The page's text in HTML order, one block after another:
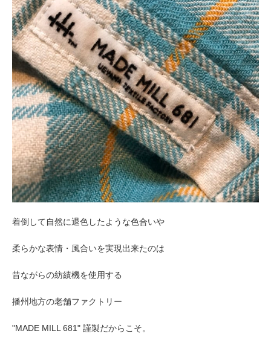
着倒して自然に退色したような色合いや
柔らかな表情・風合いを実現出来たのは
昔ながらの紡績機を使用する
播州地方の老舗ファクトリー
"MADE MILL 681" 謹製だからこそ。